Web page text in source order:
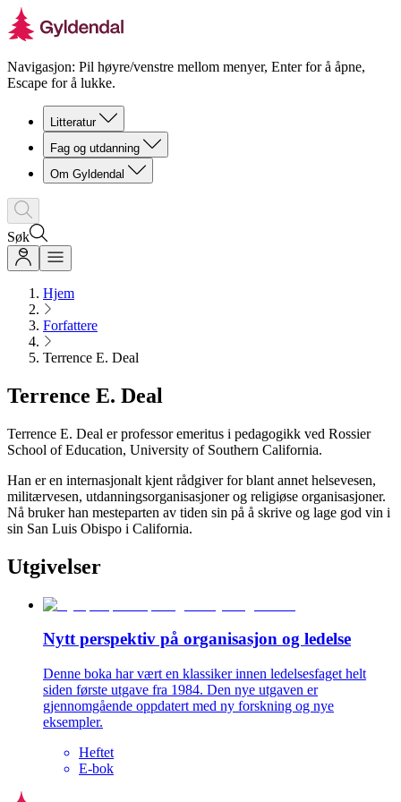
Navigasjon: Pil høyre/venstre mellom menyer, Enter for å åpne,
Escape for å lukke.
Litteratur
Fag og utdanning
Om Gyldendal
Søk
Hjem
Forfattere
Terrence E. Deal
Terrence E. Deal
Terrence E. Deal er professor emeritus i pedagogikk ved Rossier
School of Education, University of Southern California.
Han er en internasjonalt kjent rådgiver for blant annet helsevesen,
militærvesen, utdanningsorganisasjoner og religiøse organisasjoner.
Nå bruker han mesteparten av tiden sin på å skrive og lage god vin i
sin San Luis Obispo i California.
Utgivelser
Nytt perspektiv på organisasjon og ledelse
Denne boka har vært en klassiker innen ledelsesfaget helt
siden første utgave fra 1984. Den nye utgaven er
gjennomgående oppdatert med ny forskning og nye
eksempler.
Heftet
E-bok